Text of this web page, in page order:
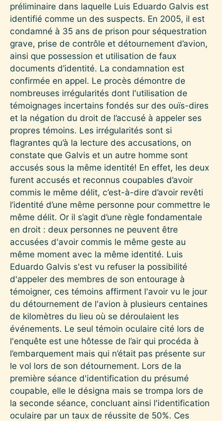
préliminaire dans laquelle Luis Eduardo Galvis est
identifié comme un des suspects. En 2005, il est
condamné à 35 ans de prison pour séquestration
grave, prise de contrôle et détournement d’avion,
ainsi que possession et utilisation de faux
documents d’identité. La condamnation est
confirmée en appel. Le procès démontre de
nombreuses irrégularités dont l'utilisation de
témoignages incertains fondés sur des ouïs-dires
et la négation du droit de l’accusé à appeler ses
propres témoins. Les irrégularités sont si
flagrantes qu’à la lecture des accusations, on
constate que Galvis et un autre homme sont
accusés sous la même identité! En effet, les deux
furent accusés et reconnus coupables d’avoir
commis le même délit, c’est-à-dire d’avoir revêti
l’identité d’une même personne pour commettre le
même délit. Or il s’agit d’une règle fondamentale
en droit : deux personnes ne peuvent être
accusées d'avoir commis le même geste au
même moment avec la même identité. Luis
Eduardo Galvis s'est vu refuser la possibilité
d'appeler des membres de son entourage à
témoigner, ces témoins affirment l'avoir vu le jour
du détournement de l'avion à plusieurs centaines
de kilomètres du lieu où se déroulaient les
événements. Le seul témoin oculaire cité lors de
l'enquête est une hôtesse de l’air qui procéda à
l’embarquement mais qui n’était pas présente sur
le vol lors de son détournement. Lors de la
première séance d'identification du présumé
coupable, elle le désigna mais se trompa lors de
la seconde séance, concluant ainsi l'identification
oculaire par un taux de réussite de 50%. Ces